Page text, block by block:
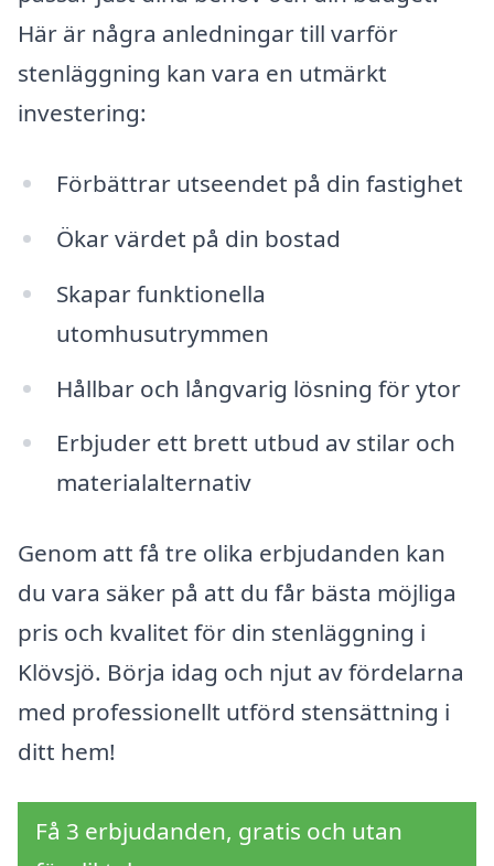
Här är några anledningar till varför
stenläggning kan vara en utmärkt
investering:
Förbättrar utseendet på din fastighet
Ökar värdet på din bostad
Skapar funktionella
utomhusutrymmen
Hållbar och långvarig lösning för ytor
Erbjuder ett brett utbud av stilar och
materialalternativ
Genom att få tre olika erbjudanden kan
du vara säker på att du får bästa möjliga
pris och kvalitet för din stenläggning i
Klövsjö. Börja idag och njut av fördelarna
med professionellt utförd stensättning i
ditt hem!
Få 3 erbjudanden, gratis och utan